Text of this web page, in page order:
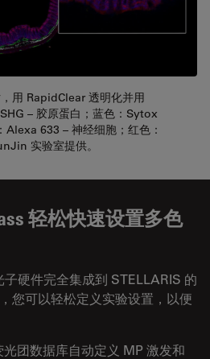
用 RapidClear 透明化并用
– 胶原蛋白；蓝色：Sytox
633 – 神经细胞；红色：
实验室提供。
轻松快速设置多色
硬件完全集成到 STELLARIS 的
您可以轻松定义实验设置，以便
团数据库自动定义 MP 激发和